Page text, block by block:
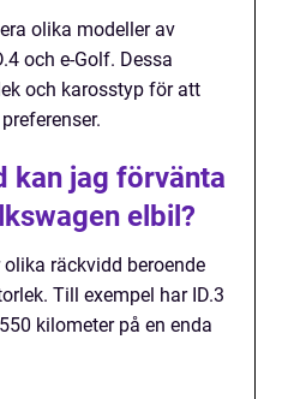
olika modeller av
och e-Golf. Dessa
och karosstyp för att
kan jag förvänta
elbil?
räckvidd beroende
Till exempel har ID.3
kilometer på en enda